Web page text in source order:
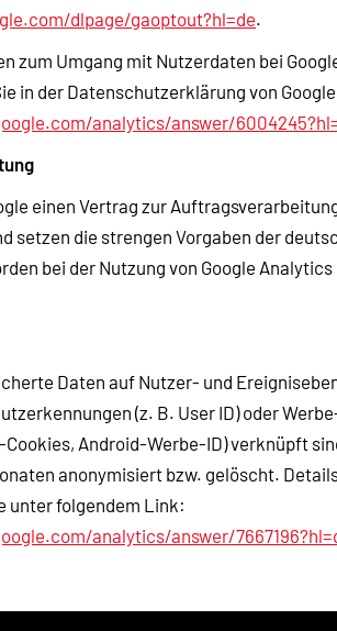
dlpage/gaoptout?hl=de.
zum Umgang mit Nutzerdaten bei
in der Datenschutzerklärung von
analytics/answer/
einen Vertrag zur
setzen die strengen Vorgaben der
bei der Nutzung von Google Analytics
Daten auf Nutzer- und
(z. B. User ID) oder
Cookies, Android-Werbe-ID) verknüpft
anonymisiert bzw. gelöscht.
unter folgendem Link:
analytics/answer/